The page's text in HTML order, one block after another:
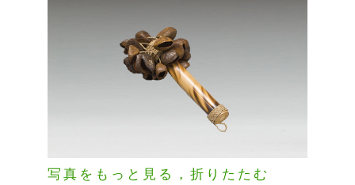
写真をもっと見る，折りたたむ